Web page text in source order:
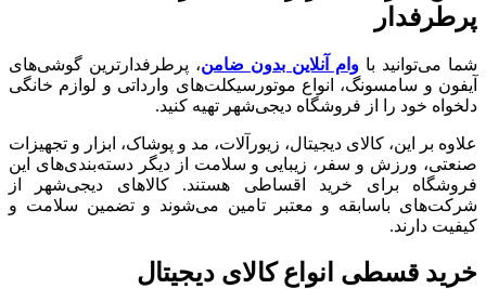
پرطرفدار
شما می‌توانید با وام آنلاین بدون ضامن، پرطرفدارترین گوشی‌های
آیفون و سامسونگ، انواع موتورسیکلت‌‌های وارداتی و لوازم خانگی
دلخواه خود را از فروشگاه دیجی‌شهر تهیه کنید.
علاوه بر این، کالای دیجیتال، زیورآلات، مد و پوشاک، ابزار و تجهیزات
صنعتی، ورزش و سفر، زیبایی و سلامت از دیگر دسته‌بندی‌های این
فروشگاه برای خرید اقساطی هستند. کالاهای دیجی‌شهر از
شرکت‌های باسابقه و معتبر تامین می‌شوند و تضمین‌ سلامت و
کیفیت دارند.
خرید قسطی انواع کالای دیجیتال